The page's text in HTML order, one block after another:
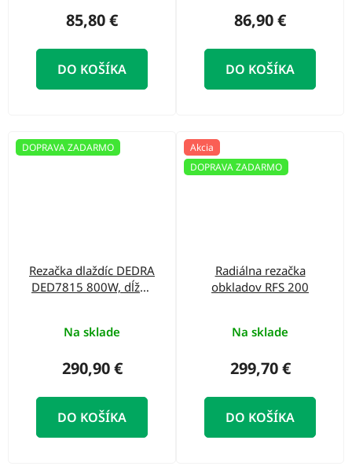
85,80 €
DO KOŠÍKA
86,90 €
DO KOŠÍKA
DOPRAVA ZADARMO
Rezačka dlaždíc DEDRA
DED7815 800W, dĺžka
Na sklade
290,90 €
DO KOŠÍKA
Akcia
DOPRAVA ZADARMO
Radiálna rezačka
obkladov RFS 200
Na sklade
299,70 €
DO KOŠÍKA